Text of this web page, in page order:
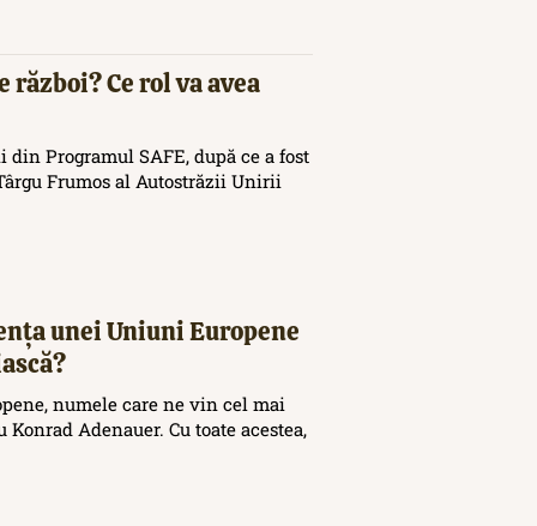
război? Ce rol va avea
Programul SAFE, după ce a fost
Frumos al Autostrăzii Unirii
unei Uniuni Europene
numele care ne vin cel mai
Adenauer. Cu toate acestea,